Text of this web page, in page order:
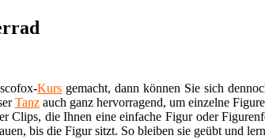
Kurs gemacht, dann können Sie sich
Tanzauch ganz hervorragend, um einzelne
Clips, die Ihnen eine einfache Figur oder
bis die Figur sitzt. So bleiben sie geübt und